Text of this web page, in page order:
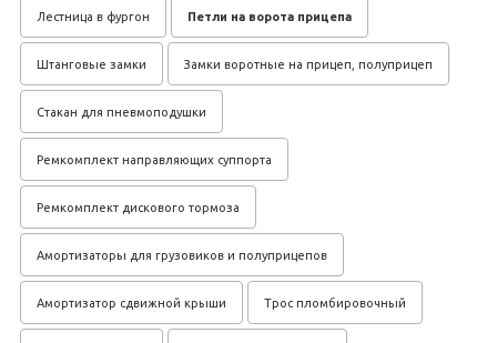
Лестница в фургон Петли на ворота прицепа
Штанговые замки Замки воротные на прицеп, полуприцеп
Стакан для пневмоподушки
Ремкомплект направляющих суппорта
Ремкомплект дискового тормоза
Амортизаторы для грузовиков и полуприцепов
Амортизатор сдвижной крыши Трос пломбировочный